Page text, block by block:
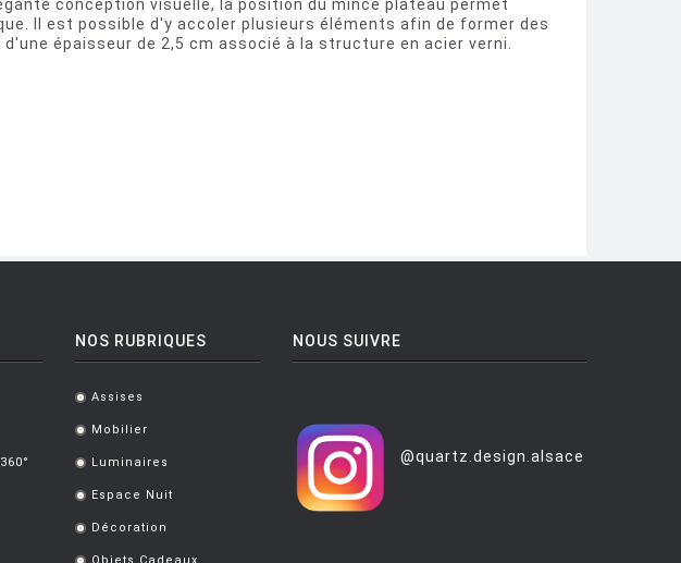
conception visuelle, la position du mince plateau permet
Il est possible d'y accoler plusieurs éléments afin de former des
épaisseur de 2,5 cm associé à la structure en acier verni.
NOS RUBRIQUES
. Assises
. Mobilier
. Luminaires
. Espace Nuit
. Décoration
NOUS SUIVRE
@quartz.design.alsace